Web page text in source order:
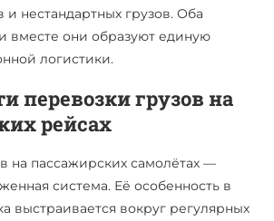
нестандартных грузов. Оба
вместе они образуют единую
логистики.
перевозки грузов на
рейсах
на пассажирских самолётах —
система. Её особенность в
выстраивается вокруг регулярных